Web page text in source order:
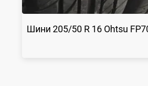
Шини205/50 R 16 Ohtsu